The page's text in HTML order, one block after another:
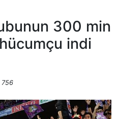
300 min
indi
756